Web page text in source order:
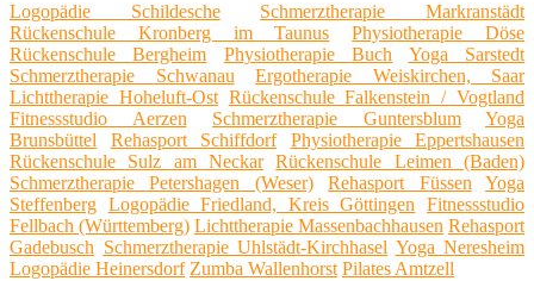
Logopädie Schildesche
Schmerztherapie Markranstädt
Rückenschule Kronberg im Taunus
Physiotherapie Döse
Rückenschule Bergheim
Physiotherapie Buch
Yoga Sarstedt
Schmerztherapie Schwanau
Ergotherapie Weiskirchen, Saar
Lichttherapie Hoheluft-Ost Rückenschule Falkenstein / Vogtland
Fitnessstudio Aerzen
Schmerztherapie Guntersblum
Yoga
Brunsbüttel
Rehasport Schiffdorf
Physiotherapie Eppertshausen
Rückenschule Sulz am Neckar
Rückenschule Leimen (Baden)
Schmerztherapie Petershagen (Weser)
Rehasport Füssen
Yoga
Steffenberg Logopädie Friedland, Kreis Göttingen
Fitnessstudio
Fellbach (Württemberg) Lichttherapie Massenbachhausen Rehasport
Gadebusch Schmerztherapie Uhlstädt-Kirchhasel Yoga Neresheim
Logopädie Heinersdorf Zumba Wallenhorst Pilates Amtzell